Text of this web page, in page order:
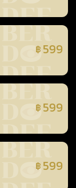
฿ 599
฿ 599
฿ 599